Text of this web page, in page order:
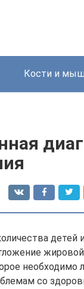
Кости и
детей
жировой
необходимо
со